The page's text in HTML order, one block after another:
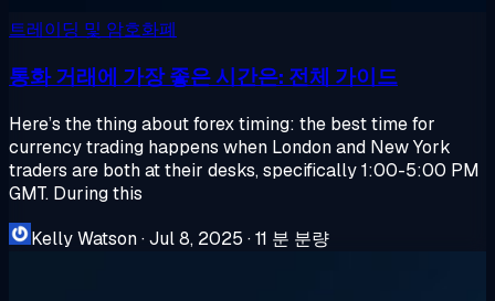
트레이딩 및 암호화폐
통화 거래에 가장 좋은 시간은: 전체 가이드
Here’s the thing about forex timing: the best time for
currency trading happens when London and New York
traders are both at their desks, specifically 1:00-5:00 PM
GMT. During this
Kelly Watson·Jul 8, 2025 ·11 분 분량